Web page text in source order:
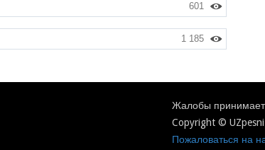
601
1 185
Жалобы
Copyright ©
Пожаловаться на